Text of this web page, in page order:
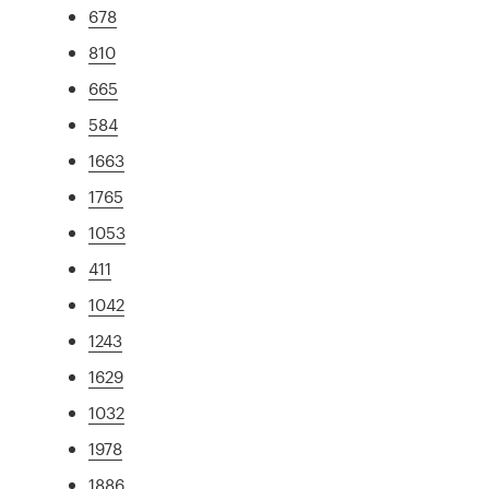
678
810
665
584
1663
1765
1053
411
1042
1243
1629
1032
1978
1886